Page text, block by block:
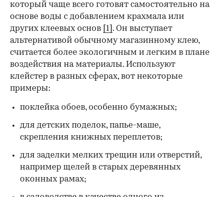
00:00 / 00:00
который чаще всего готовят самостоятельно на
основе воды с добавлением крахмала или
других клеевых основ [1] . Он выступает
альтернативой обычному магазинному клею,
считается более экологичным и легким в плане
воздействия на материалы. Используют
клейстер в разных сферах, вот некоторые
примеры:
поклейка обоев, особенно бумажных;
для детских поделок, папье-маше,
скрепления книжных переплетов;
для заделки мелких трещин или отверстий,
например щелей в старых деревянных
оконных рамах;